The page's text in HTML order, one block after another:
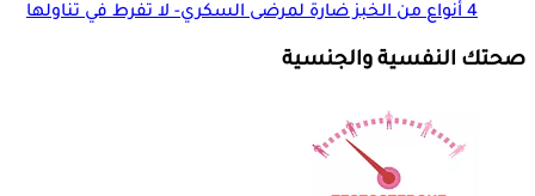
4 أنواع من الخبز ضارة لمرضى السكري- لا تُفرط في تناولها
صحتك النفسية والجنسية